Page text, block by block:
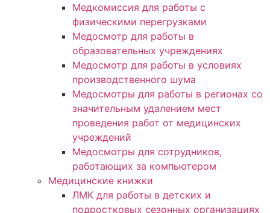
Медкомиссия для работы с
физическими перегрузками
Медосмотр для работы в
образовательных учреждениях
Медосмотр для работы в условиях
производственного шума
Медосмотры для работы в регионах со
значительным удалением мест
проведения работ от медицинских
учреждений
Медосмотры для сотрудников,
работающих за компьютером
Медицинские книжки
ЛМК для работы в детских и
подростковых сезонных организациях